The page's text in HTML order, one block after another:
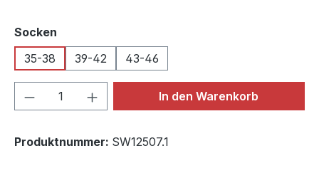
Socken
35-38
39-42 43-46
Produkt Anzahl: Gib denIn den Warenkorb
Produktnummer: SW12507.1